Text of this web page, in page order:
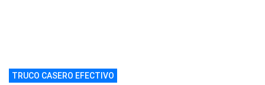
TRUCO CASERO EFECTIVO